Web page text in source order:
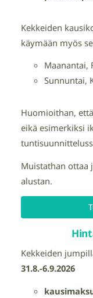
Kekkeiden
käymään myös
Maanantai,
Sunnuntai,
Huomioithan,
eikä esimerkiksi
Muistathan ottaa
alustan.
Kekkeiden
31.8.-6.9.2026